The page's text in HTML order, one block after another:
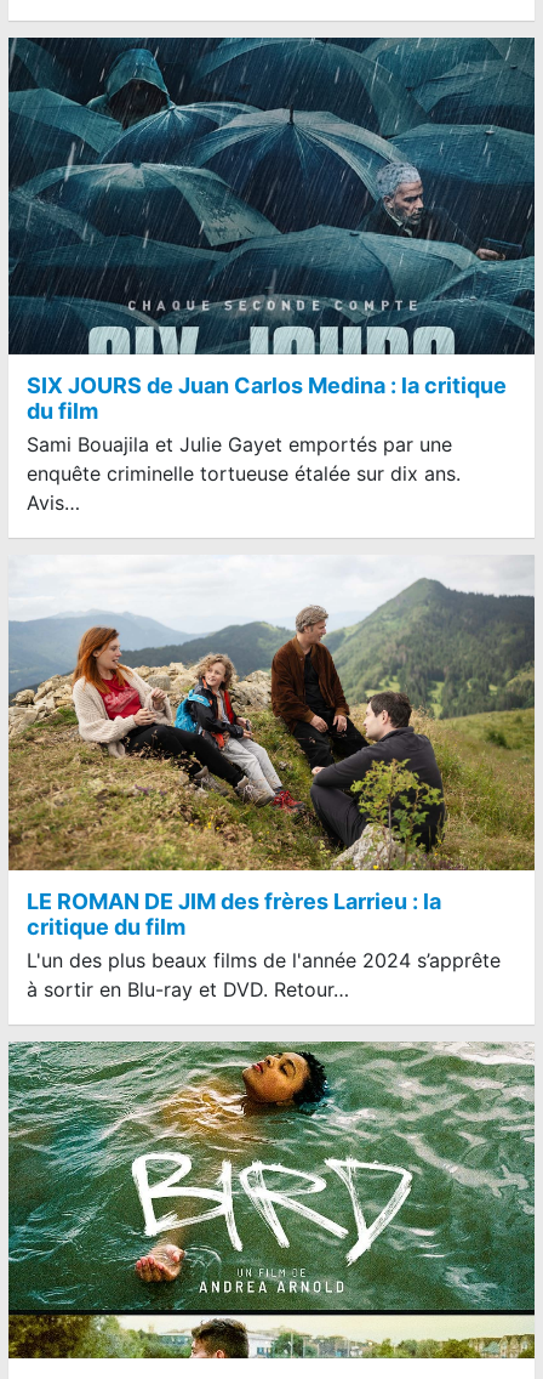
SIX JOURS de Juan Carlos Medina : la critique
du film
Sami Bouajila et Julie Gayet emportés par une
enquête criminelle tortueuse étalée sur dix ans.
Avis…
LE ROMAN DE JIM des frères Larrieu : la
critique du film
L'un des plus beaux films de l'année 2024 s’apprête
à sortir en Blu-ray et DVD. Retour…